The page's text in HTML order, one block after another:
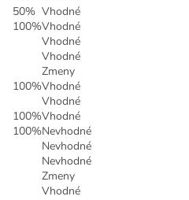
50% Vhodné
100%Vhodné
Vhodné
Vhodné
Zmeny
100%Vhodné
Vhodné
100%Vhodné
100%Nevhodné
Nevhodné
Nevhodné
Zmeny
Vhodné